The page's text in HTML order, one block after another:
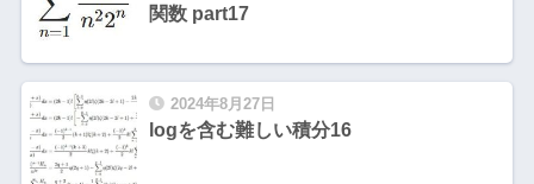
関数 part17
2024年8月27日
logを含む難しい積分16